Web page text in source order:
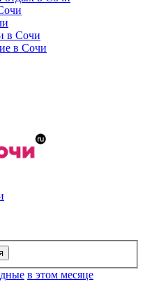
в Сочи
в Сочи
в этом месяце